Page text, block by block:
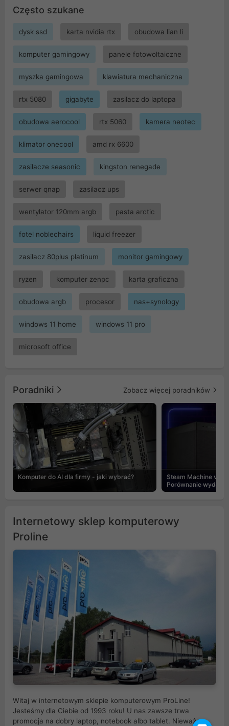
Często szukane
dysk ssd karta nvidia rtx obudowa lian li
komputer gamingowy panele fotowoltaiczne
myszka gamingowa klawiatura mechaniczna
rtx 5080 gigabyte zasilacz do laptopa
obudowa aerocool rtx 5060 kamera neotec
klimator onecool amd rx 6600
zasilacze seasonic kingston renegade
serwer qnap zasilacz ups
wentylator 120mm argb pasta arctic
fotel noblechairs liquid freezer
zasilacz 80plus platinum monitor gamingowy
ryzen komputer zenpc karta graficzna
obudowa argb procesor nas+synology
windows 11 home windows 11 pro
microsoft office
Poradniki Zobacz więcej poradników
Komputer do AI dla firmy - jaki wybrać?
Steam Machine vs
Porównanie
Internetowy sklep komputerowy
Proline
Witaj w internetowym sklepie komputerowym ProLine!
Jesteśmy dla Ciebie od 1993 roku! U nas zawsze trwa
promocja na dobry laptop, notebook albo tablet. Nieważne